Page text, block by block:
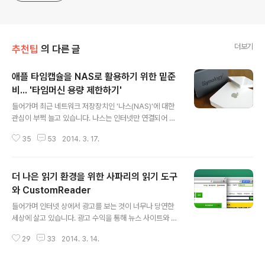
추천팁 의 다른 글 더보기
애플 타임캡슐을 NAS로 활용하기 위한 밑준
비... '타임머신 용량 제한하기'
들어가며 최근 네트워크 저장장치인 '나스(NAS)'에 대한
관심이 부쩍 늘고 있습니다. 나스는 인터넷만 연결되어 있
게 해주는 장치를 말하는데, 최근에는 시놀로지와 큐냅을
바로 즐길 수 있는 쾌적한 환경을 제공하고 있습니다. * 현
재 사용 중인 백업 장치들... 이런 유명 회사의 제품과 비교
해 편의기능이 부실해서 그렇지 무선 공유기이자 백업장치
인 애플의 '타임캡슐'도 포괄적인 의미로 볼 때 일종의 나스
라고 할 수 있습니다. 네트워크에 연결만 되어 있다면 타임
캡슐에 저장해둔 아이튠즈∙아이포토 보관함을 외부에서 접
35 53 2014. 3. 17.
더 나은 읽기 환경을 위한 사파리의 읽기 도구
와 CustomReader
들어가며 인터넷 상에서 광고를 보는 것이 너무나 당연한
세상에 살고 있습니다. 광고 수익을 통해 뉴스 사이트와 블
에 지속적으로 매진할 수 있습니다. 또 이런 사이트들로부
29 33 2014. 3. 14.